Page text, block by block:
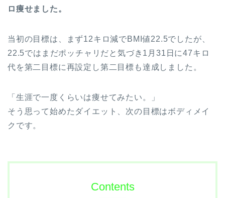
ロ痩せました。
当初の目標は、まず12キロ減でBMI値22.5でしたが、
22.5ではまだポッチャリだと気づき1月31日に47キロ
代を第二目標に再設定し第二目標も達成しました。
「生涯で一度くらいは痩せてみたい。」
そう思って始めたダイエット、次の目標はボディメイ
クです。
Contents